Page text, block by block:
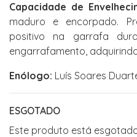
Capacidade de
maduro e encorpado.
positivo na garrafa
engarrafamento,
Enólogo: Luís Soares
ESGOTADO
Este produto está